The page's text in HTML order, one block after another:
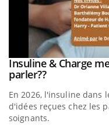
Youtube
Insuline & Charge
parler??Youtube
En 2026, l'insuline dans
d'idées reçues chez les
soignants.